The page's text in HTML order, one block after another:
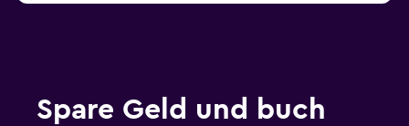
Spare Geld und buch